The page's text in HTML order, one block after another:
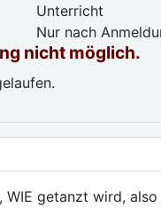
Unterricht
Nur nach
nicht möglich.
getanzt wird,